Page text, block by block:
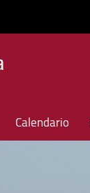
Calendario